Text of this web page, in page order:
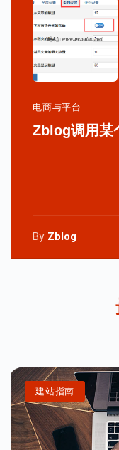
电商与平台
Zblog调用某
By Zblog
建站指南